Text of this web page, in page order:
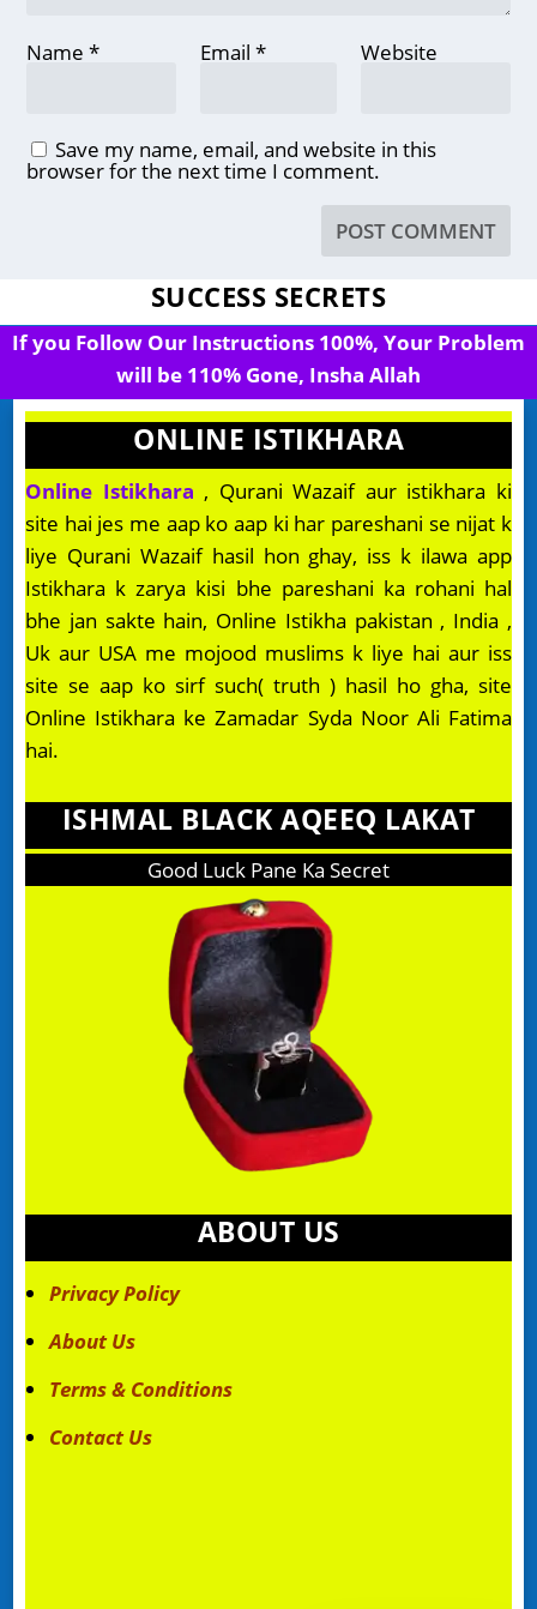
Name* Email * Website
Save my name, email, and website in this
browser for the next time I comment.
SUCCESS SECRETS
If you Follow Our Instructions 100%, Your Problem
will be 110% Gone, Insha Allah
ONLINE ISTIKHARA
Online Istikhara , Qurani Wazaif aur istikhara ki
site hai jes me aap ko aap ki har pareshani se nijat k
liye Qurani Wazaif hasil hon ghay, iss k ilawa app
Istikhara k zarya kisi bhe pareshani ka rohani hal
bhe jan sakte hain, Online Istikha pakistan , India ,
Uk aur USA me mojood muslims k liye hai aur iss
site se aap ko sirf such( truth ) hasil ho gha, site
Online Istikhara ke Zamadar Syda Noor Ali Fatima
hai.
ISHMAL BLACK AQEEQ LAKAT
Good Luck Pane Ka Secret
ABOUT US
Privacy Policy
About Us
Terms & Conditions
Contact Us